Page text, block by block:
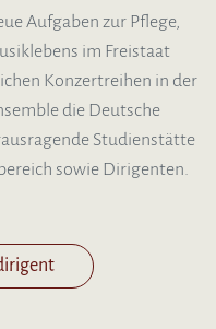
Aufgaben zur Pflege,
im Freistaat
Konzertreihen in der
die Deutsche
Studienstätte
sowie Dirigenten.